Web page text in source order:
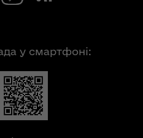
у смартфоні: